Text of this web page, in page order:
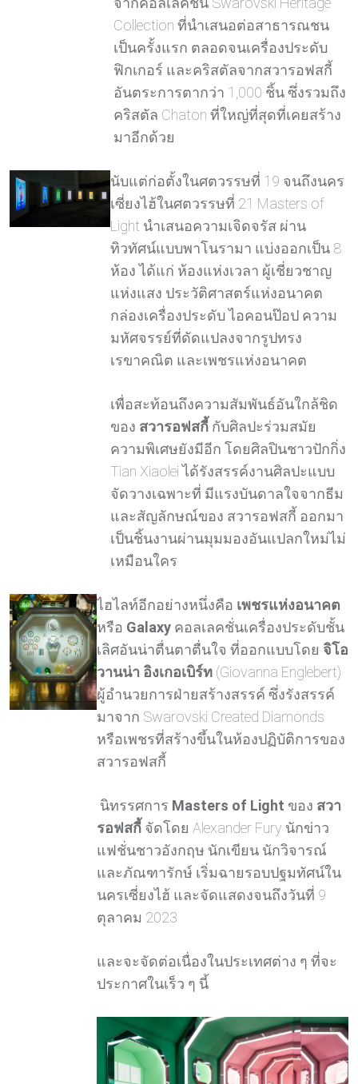
Collection ที่นำเสนอต่อสาธารณชน
เป็นครั้งแรก ตลอดจนเครื่องประดับ
ฟิกเกอร์ และคริสตัลจากสวารอฟสกี้
อันตระการตากว่า 1,000 ชิ้น ซึ่งรวมถึง
คริสตัล Chaton ที่ใหญ่ที่สุดที่เคยสร้าง
มาอีกด้วย
นับแต่ก่อตั้งในศตวรรษที่ 19 จนถึงนคร
เซี่ยงไฮ้ในศตวรรษที่ 21 Masters of
Light นำเสนอความเจิดจรัส ผ่าน
ทิวทัศน์แบบพาโนรามา แบ่งออกเป็น 8
ห้อง ได้แก่ ห้องแห่งเวลา ผู้เชี่ยวชาญ
แห่งแสง ประวัติศาสตร์แห่งอนาคต
กล่องเครื่องประดับ ไอคอนป๊อป ความ
มหัศจรรย์ที่ดัดแปลงจากรูปทรง
เรขาคณิต และเพชรแห่งอนาคต
เพื่อสะท้อนถึงความสัมพันธ์อันใกล้ชิด
ของ สวารอฟสกี้ กับศิลปะร่วมสมัย
ความพิเศษยังมีอีก โดยศิลปินชาวปักกิ่ง
Tian Xiaolei ได้รังสรรค์งานศิลปะแบบ
จัดวางเฉพาะที่ มีแรงบันดาลใจจากธีม
และสัญลักษณ์ของ สวารอฟสกี้ ออกมา
เป็นชิ้นงานผ่านมุมมองอันแปลกใหม่ไม่
เหมือนใคร
ไฮไลท์อีกอย่างหนึ่งคือ เพชรแห่งอนาคต
หรือ Galaxyคอลเลคชั่นเครื่องประดับชั้น
เลิศอันน่าตื่นตาตื่นใจ ที่ออกแบบโดย จิโอ
วานน่า อิงเกอเบิร์ท(Giovanna Englebert)
ผู้อำนวยการฝ่ายสร้างสรรค์ ซึ่งรังสรรค์
มาจาก Swarovski Created Diamonds
หรือเพชรที่สร้างขึ้นในห้องปฏิบัติการของ
สวารอฟสกี้
นิทรรศการ Masters of Light ของ สวา
รอฟสกี้จัดโดย Alexander Fury นักข่าว
แฟชั่นชาวอังกฤษ นักเขียน นักวิจารณ์
และภัณฑารักษ์ เริ่มฉายรอบปฐมทัศน์ใน
นครเซี่ยงไฮ้ และจัดแสดงจนถึงวันที่ 9
ตุลาคม 2023
และจะจัดต่อเนื่องในประเทศต่าง ๆ ที่จะ
ประกาศในเร็ว ๆ นี้